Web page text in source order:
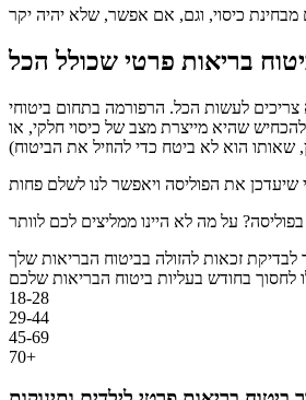
לעשות הכל. הרפורמה בתחום ביטוחי
שהיא מייצרת מצב של כיסוי חלקי, או
לבדיקת זכאות להזולה בביטוח הבריאות שלך
לחסוך בחודש בעליות ביטוח הבריאות שלכם
18-28
29-44
45-69
70+